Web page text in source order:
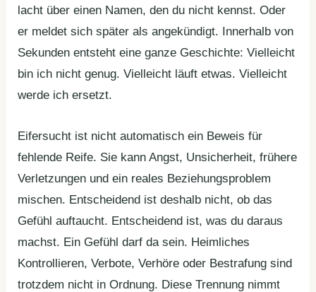
lacht über einen Namen, den du nicht kennst. Oder
er meldet sich später als angekündigt. Innerhalb von
Sekunden entsteht eine ganze Geschichte: Vielleicht
bin ich nicht genug. Vielleicht läuft etwas. Vielleicht
werde ich ersetzt.
Eifersucht ist nicht automatisch ein Beweis für
fehlende Reife. Sie kann Angst, Unsicherheit, frühere
Verletzungen und ein reales Beziehungsproblem
mischen. Entscheidend ist deshalb nicht, ob das
Gefühl auftaucht. Entscheidend ist, was du daraus
machst. Ein Gefühl darf da sein. Heimliches
Kontrollieren, Verbote, Verhöre oder Bestrafung sind
trotzdem nicht in Ordnung. Diese Trennung nimmt